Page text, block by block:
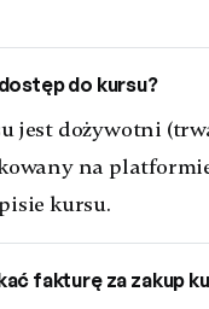
do kursu?
jest dożywotni
na
kursu.
fakturę za zakup